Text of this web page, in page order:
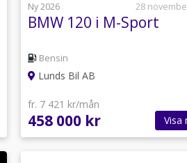
Ny 2026
28
BMW 120 i M-Sport
Bensin
Lunds Bil AB
fr. 7 421 kr/mån
458 000 kr Visa